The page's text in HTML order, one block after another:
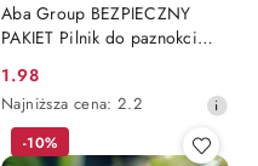
Aba Group BEZPIECZNY
PAKIET Pilnik do paznokci
STANDARD - #XOXO Jestem
Tylko Twój, 1szt.
Cena
promocyjna:
1.98
Najniższa
cena
Najniższa cena: 2.2
-10%